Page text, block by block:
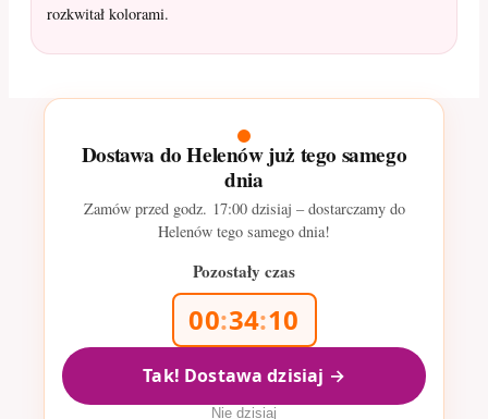
rozkwitał kolorami.
Dostawa do Helenów już tego samego
dnia
Zamów przed godz. 17:00dzisiaj – dostarczamy do
Helenów tego samego dnia!
Pozostały czas
00:34:08
Tak! Dostawa dzisiaj →
Nie dzisiaj